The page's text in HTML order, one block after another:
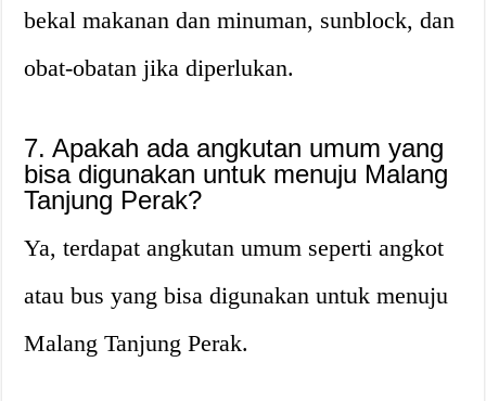
bekal makanan dan minuman, sunblock, dan
obat-obatan jika diperlukan.
7. Apakah ada angkutan umum yang
bisa digunakan untuk menuju Malang
Tanjung Perak?
Ya, terdapat angkutan umum seperti angkot
atau bus yang bisa digunakan untuk menuju
Malang Tanjung Perak.